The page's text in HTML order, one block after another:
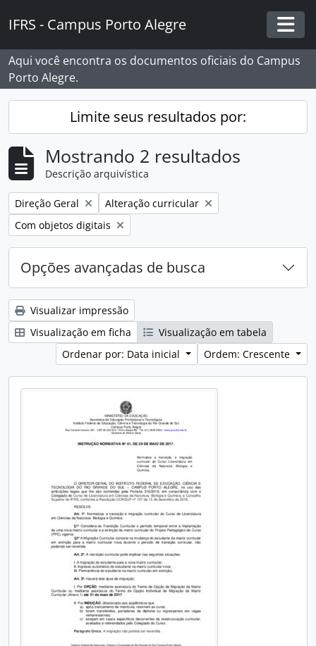
IFRS - Campus Porto Alegre
Aqui você encontra os documentos oficiais do Campus
Porto Alegre.
Limite seus resultados por:
Mostrando 2 resultados
Descrição arquivística
Remover filtro:
Direção Geral Remover filtro:
Alteração curricular
Remover filtro:
Com objetos digitais
Opções avançadas de busca
Visualizar impressão
Visualização em ficha
Visualização em tabela
Ordenar por: Data inicial
Ordem: Crescente